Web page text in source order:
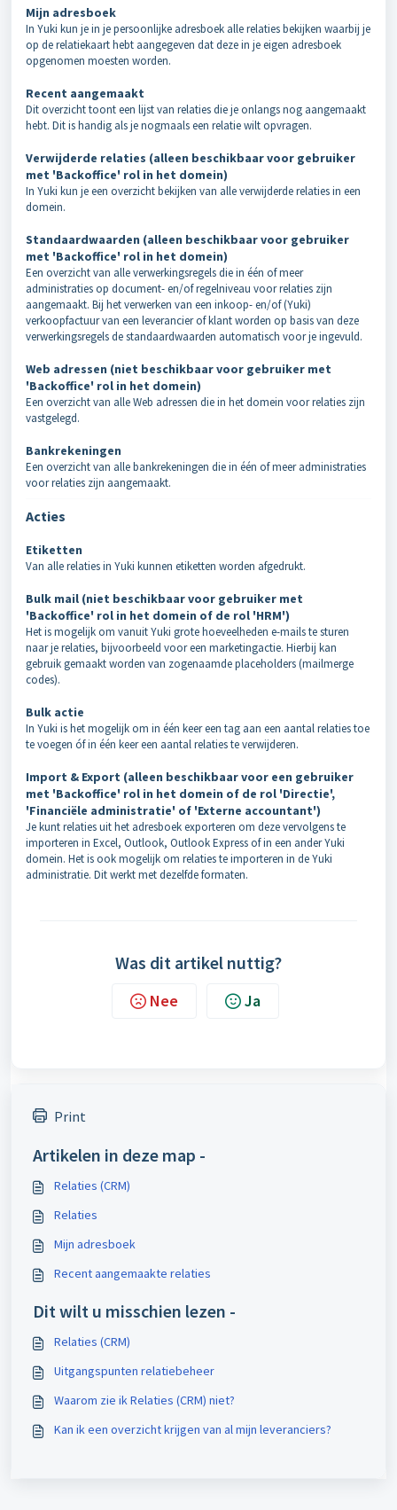
Mijn adresboek
In Yuki kun je in je persoonlijke adresboek alle relaties bekijken waarbij je
op de relatiekaart hebt aangegeven dat deze in je eigen adresboek
opgenomen moesten worden.
Recent aangemaakt
Dit overzicht toont een lijst van relaties die je onlangs nog aangemaakt
hebt. Dit is handig als je nogmaals een relatie wilt opvragen.
Verwijderde relaties (alleen beschikbaar voor gebruiker
met 'Backoffice' rol in het domein)
In Yuki kun je een overzicht bekijken van alle verwijderde relaties in een
domein.
Standaardwaarden (alleen beschikbaar voor gebruiker
met 'Backoffice' rol in het domein)
Een overzicht van alle verwerkingsregels die in één of meer
administraties op document- en/of regelniveau voor relaties zijn
aangemaakt. Bij het verwerken van een inkoop- en/of (Yuki)
verkoopfactuur van een leverancier of klant worden op basis van deze
verwerkingsregels de standaardwaarden automatisch voor je ingevuld.
Web adressen (niet beschikbaar voor gebruiker met
'Backoffice' rol in het domein)
Een overzicht van alle Web adressen die in het domein voor relaties zijn
vastgelegd.
Bankrekeningen
Een overzicht van alle bankrekeningen die in één of meer administraties
voor relaties zijn aangemaakt.
Acties
Etiketten
Van alle relaties in Yuki kunnen etiketten worden afgedrukt.
Bulk mail (niet beschikbaar voor gebruiker met
'Backoffice' rol in het domein of de rol 'HRM')
Het is mogelijk om vanuit Yuki grote hoeveelheden e-mails te sturen
naar je relaties, bijvoorbeeld voor een marketingactie. Hierbij kan
gebruik gemaakt worden van zogenaamde placeholders (mailmerge
codes).
Bulk actie
In Yuki is het mogelijk om in één keer een tag aan een aantal relaties toe
te voegen óf in één keer een aantal relaties te verwijderen.
Import & Export (alleen beschikbaar voor een gebruiker
met 'Backoffice' rol in het domein of de rol 'Directie',
'Financiële administratie' of 'Externe accountant')
Je kunt relaties uit het adresboek exporteren om deze vervolgens te
importeren in Excel, Outlook, Outlook Express of in een ander Yuki
domein. Het is ook mogelijk om relaties te importeren in de Yuki
administratie. Dit werkt met dezelfde formaten.
Was dit artikel nuttig?
Nee Ja
Print
Artikelen in deze map -
Relaties (CRM)
Relaties
Mijn adresboek
Recent aangemaakte relaties
Dit wilt u misschien lezen -
Relaties (CRM)
Uitgangspunten relatiebeheer
Waarom zie ik Relaties (CRM) niet?
Kan ik een overzicht krijgen van al mijn leveranciers?